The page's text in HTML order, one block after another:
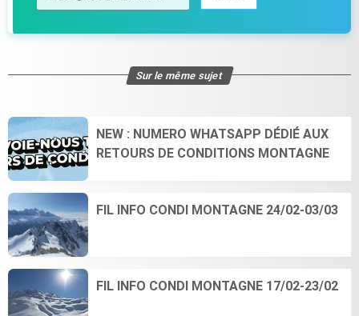
Sur le même sujet
NEW : NUMERO WHATSAPP DÉDIÉ AUX
RETOURS DE CONDITIONS MONTAGNE
FIL INFO CONDI MONTAGNE 24/02-03/03
FIL INFO CONDI MONTAGNE 17/02-23/02